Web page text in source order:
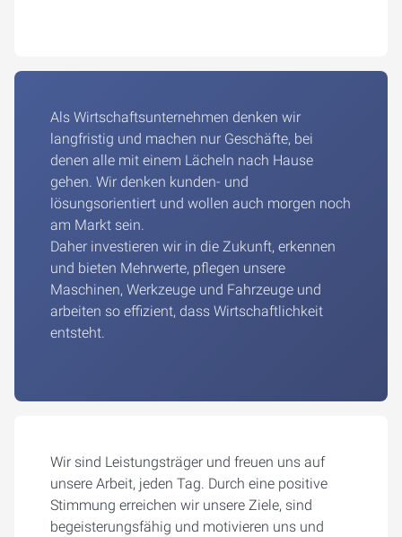
Als Wirtschaftsunternehmen denken wir
langfristig und machen nur Geschäfte, bei
denen alle mit einem Lächeln nach Hause
gehen. Wir denken kunden- und
lösungsorientiert und wollen auch morgen noch
am Markt sein.
Daher investieren wir in die Zukunft, erkennen
und bieten Mehrwerte, pflegen unsere
Maschinen, Werkzeuge und Fahrzeuge und
arbeiten so effizient, dass Wirtschaftlichkeit
entsteht.
Wir sind Leistungsträger und freuen uns auf
unsere Arbeit, jeden Tag. Durch eine positive
Stimmung erreichen wir unsere Ziele, sind
begeisterungsfähig und motivieren uns und